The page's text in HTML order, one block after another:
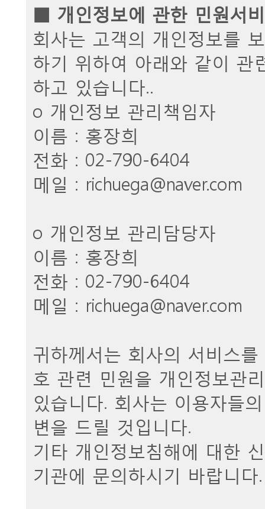
■ 개인정보에 관한 민원서
회사는 고객의 개인정보를
하기 위하여 아래와 같이 관
하고 있습니다..
ο 개인정보 관리책임자
이름 : 홍장희
전화 : 02-790-6404
메일 : richuega@naver.com
ο 개인정보 관리담당자
이름 : 홍장희
전화 : 02-790-6404
메일 : richuega@naver.com
귀하께서는 회사의 서비스
호 관련 민원을 개인정보관
있습니다. 회사는 이용자들
변을 드릴 것입니다.
기타 개인정보침해에 대한
기관에 문의하시기 바랍니다.